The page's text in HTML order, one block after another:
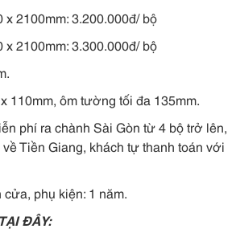
2100mm: 3.200.000đ/ bộ
2100mm: 3.300.000đ/ bộ
110mm, ôm tường tối đa 135mm.
phí ra chành Sài Gòn từ 4 bộ trở lên,
Tiền Giang, khách tự thanh toán với
phụ kiện: 1 năm.
ĐÂY: